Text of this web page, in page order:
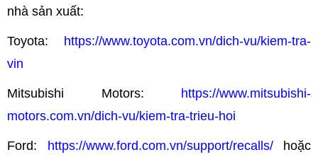
nhà sản xuất:
Toyota: https://www.toyota.com.vn/dich-vu/kiem-tra-
vin
Mitsubishi Motors: https://www.mitsubishi-
motors.com.vn/dich-vu/kiem-tra-trieu-hoi
Ford: https://www.ford.com.vn/support/recalls/hoặc